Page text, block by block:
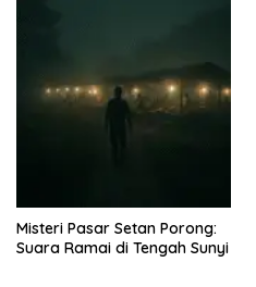
Misteri Pasar Setan Porong:
Suara Ramai di Tengah Sunyi